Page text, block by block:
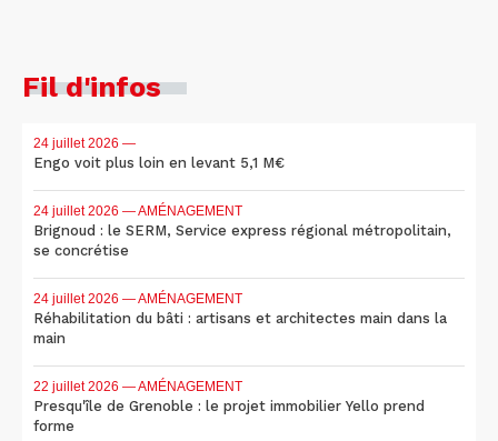
Fil d'infos
24 juillet 2026 —
Engo voit plus loin en levant 5,1 M€
24 juillet 2026 — AMÉNAGEMENT
Brignoud : le SERM, Service express régional métropolitain,
se concrétise
24 juillet 2026 — AMÉNAGEMENT
Réhabilitation du bâti : artisans et architectes main dans la
main
22 juillet 2026 — AMÉNAGEMENT
Presqu'île de Grenoble : le projet immobilier Yello prend
forme